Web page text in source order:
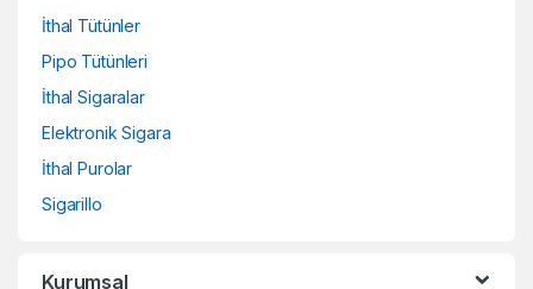
İthal Tütünler
Pipo Tütünleri
İthal Sigaralar
Elektronik Sigara
İthal Purolar
Sigarillo
Kurumsal